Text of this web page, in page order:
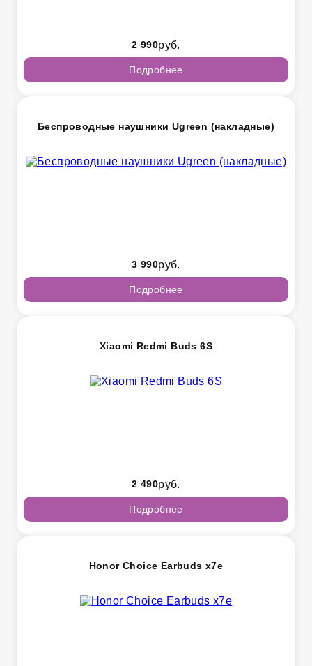
2 990руб.
Подробнее
Беспроводные наушники Ugreen (накладные)
3 990руб.
Подробнее
Xiaomi Redmi Buds 6S
2 490руб.
Подробнее
Honor Choice Earbuds x7e